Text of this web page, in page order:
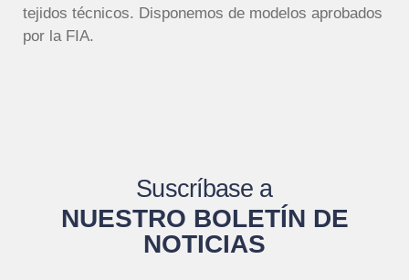
tejidos técnicos. Disponemos de modelos aprobados
por la FIA.
Suscríbase a
NUESTRO BOLETÍN DE
NOTICIAS